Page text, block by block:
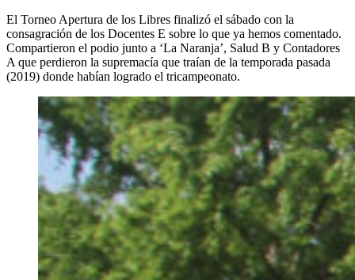
El Torneo Apertura de los Libres finalizó el sábado con la
consagración de los Docentes E sobre lo que ya hemos comentado.
Compartieron el podio junto a ‘La Naranja’, Salud B y Contadores
A que perdieron la supremacía que traían de la temporada pasada
(2019) donde habían logrado el tricampeonato.